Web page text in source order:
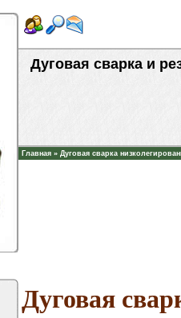
Дуговая сварка и
Главная » Дуговая сварка
Дуговая